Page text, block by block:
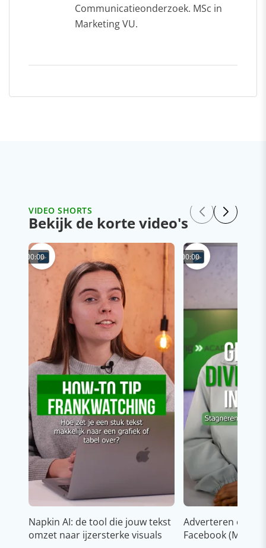
Communicatieonderzoek. MSc in
Marketing VU.
VIDEO SHORTS
Bekijk de korte video's
00:00
Napkin AI: de tool die jouw tekst
omzet naar ijzersterke visuals
00:00
Adverteren op
Facebook (Meta)